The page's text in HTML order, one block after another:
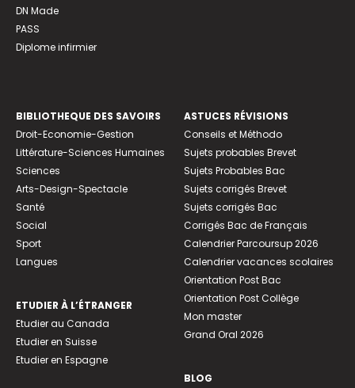
DN Made
PASS
Diplome infirmier
BIBLIOTHEQUE DES SAVOIRS
Droit-Economie-Gestion
Littérature-Sciences Humaines
Sciences
Arts-Design-Spectacle
Santé
Social
Sport
Langues
ETUDIER À L’ÉTRANGER
Etudier au Canada
Etudier en Suisse
Etudier en Espagne
ASTUCES RÉVISIONS
Conseils et Méthodo
Sujets probables Brevet
Sujets Probables Bac
Sujets corrigés Brevet
Sujets corrigés Bac
Corrigés Bac de Français
Calendrier Parcoursup 2026
Calendrier vacances scolaires
Orientation Post Bac
Orientation Post Collège
Mon master
Grand Oral 2026
BLOG